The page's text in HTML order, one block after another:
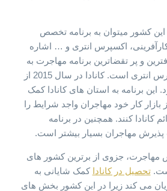
این کشور میتوان به برنامه تخصص
اکسپرس انتری و … اشاره
و پر تقضاترین برنامه مهاجرت به
این کشور، برنامه اکسپرس انتری است. کانادا در سال 2015 از
این برنامه به استان های کانادا کمک
کار خود مهاجران واجد شرایط را
کانادا کنند. همچنین در برنامه
مهاجران بسیار بیشتر است.
مهاجرت، جزوی از برترین کشور های
تحصیل در کانادا کمک شایانی به
می کند زیرا در این کشور بخش های